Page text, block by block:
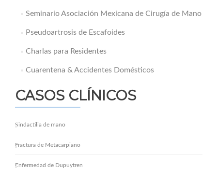
Seminario Asociación Mexicana de Cirugía de Mano
Pseudoartrosis de Escafoides
Charlas para Residentes
Cuarentena & Accidentes Domésticos
CASOS CLÍNICOS
Sindactilia de mano
Fractura de Metacarpiano
Enfermedad de Dupuytren